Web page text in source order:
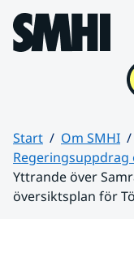
Hoppa till sidans
Start
Om SMHI
Regeringsuppdrag
Yttrande över
översiktsplan för